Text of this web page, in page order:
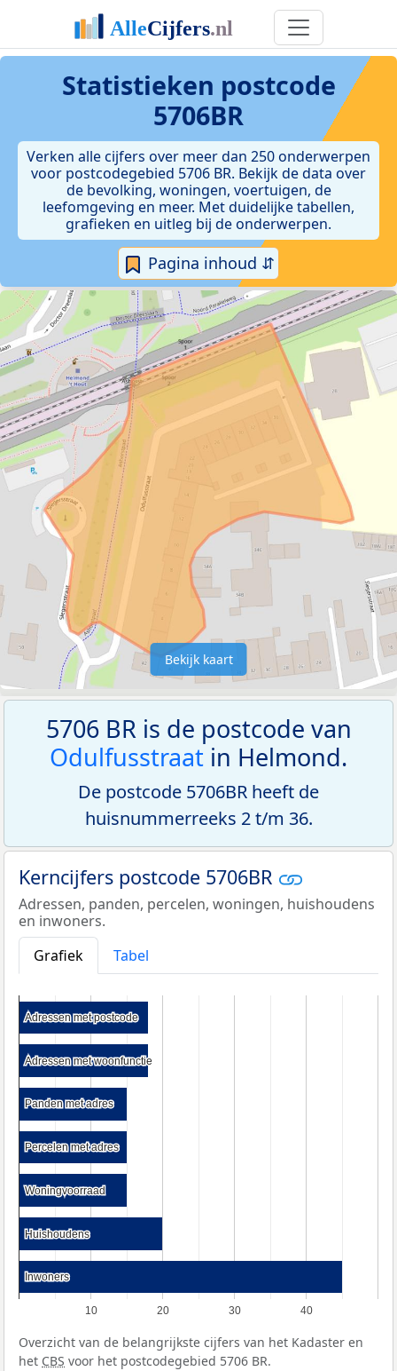
Statistieken postcode
5706BR
Verken alle cijfers over meer dan 250 onderwerpen
voor postcodegebied 5706 BR. Bekijk de data over
de bevolking, woningen, voertuigen, de
leefomgeving en meer. Met duidelijke tabellen,
grafieken en uitleg bij de onderwerpen.
Pagina inhoud ⇵
Bekijk kaart
5706 BR is de postcode van
Odulfusstraat in Helmond.
De postcode 5706BR heeft de
huisnummerreeks 2 t/m 36.
Kerncijfers postcode 5706BR
Adressen, panden, percelen, woningen, huishoudens
en inwoners.
Grafiek
Tabel
10 20 30 40
Adressen met postcode
Adressen met postcode
Adressen met woonfunctie
Adressen met woonfunctie
Panden met adres
Panden met adres
Percelen met adres
Percelen met adres
Woningvoorraad
Woningvoorraad
Huishoudens
Huishoudens
Inwoners
Inwoners
Overzicht van de belangrijkste cijfers van het Kadaster en
het CBS voor het postcodegebied 5706 BR.